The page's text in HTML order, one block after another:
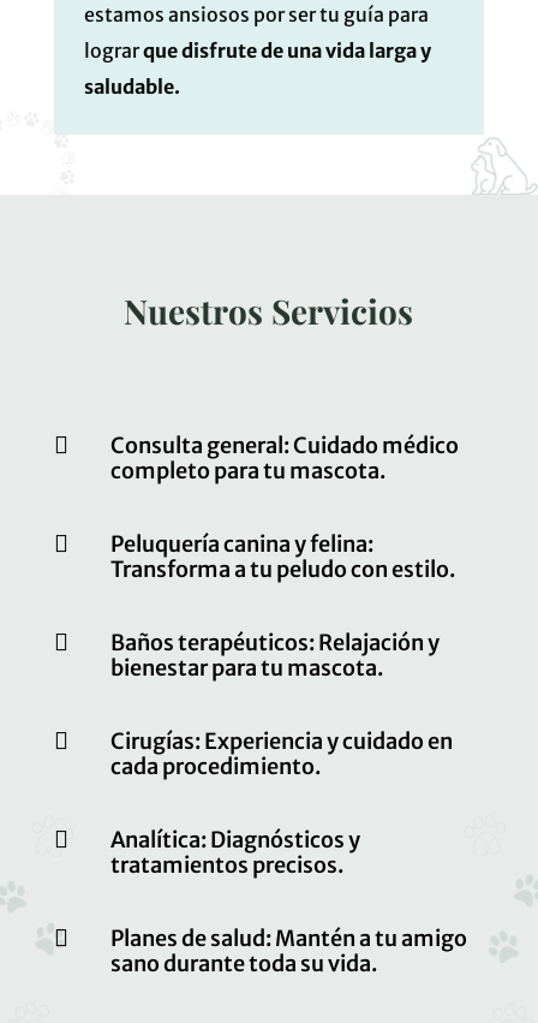
estamos ansiosos por ser tu guía para
lograrque disfrute de una vida larga y
saludable.
Nuestros Servicios

Consulta general: Cuidado médico
completo para tu mascota.

Peluquería canina y felina:
Transforma a tu peludo con estilo.

Baños terapéuticos: Relajación y
bienestar para tu mascota.

Cirugías: Experiencia y cuidado en
cada procedimiento.

Analítica: Diagnósticos y
tratamientos precisos.

Planes de salud: Mantén a tu amigo
sano durante toda su vida.